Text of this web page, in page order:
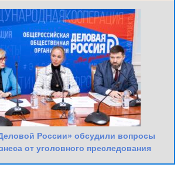
России» обсудили вопросы
от уголовного преследования